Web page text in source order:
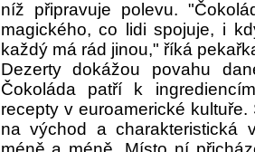
níž připravuje polevu.
magického, co lidi spojuje, i
každý má rád jinou," říká
Dezerty dokážou povahu
Čokoláda patří k
recepty v euroamerické
na východ a charakteristická